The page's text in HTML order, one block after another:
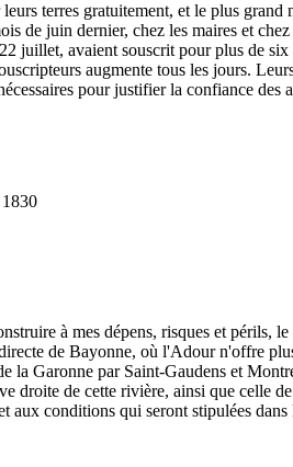
terres gratuitement, et le plus
de juin dernier, chez les maires et
juillet, avaient souscrit pour plus de
augmente tous les jours.
pour justifier la confiance
à mes dépens, risques et
de Bayonne, où l'Adour n'offre
la Garonne par Saint-Gaudens et
droite de cette rivière, ainsi que celle
aux conditions qui seront stipulées